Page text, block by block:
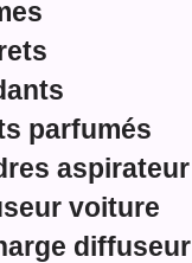
parfumés
aspirateur
voiture
diffuseur